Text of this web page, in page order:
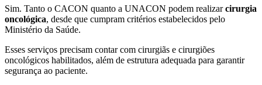
Sim. Tanto o CACON quanto a UNACON podem realizarcirurgia
oncológica, desde que cumpram critérios estabelecidos pelo
Ministério da Saúde.
Esses serviços precisam contar com cirurgiãs e cirurgiões
oncológicos habilitados, além de estrutura adequada para garantir
segurança ao paciente.